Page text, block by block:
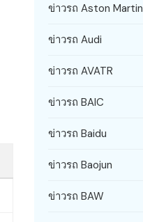
ข่าวรถ Aston Martin
ข่าวรถ Audi
ข่าวรถ AVATR
ข่าวรถ BAIC
ข่าวรถ Baidu
ข่าวรถ Baojun
ข่าวรถ BAW